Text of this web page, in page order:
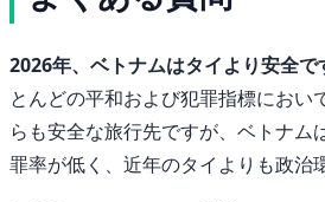
2026年、ベトナムはタイより安全で
とんどの平和および犯罪指標におい
らも安全な旅行先ですが、ベトナム
罪率が低く、近年のタイよりも政治